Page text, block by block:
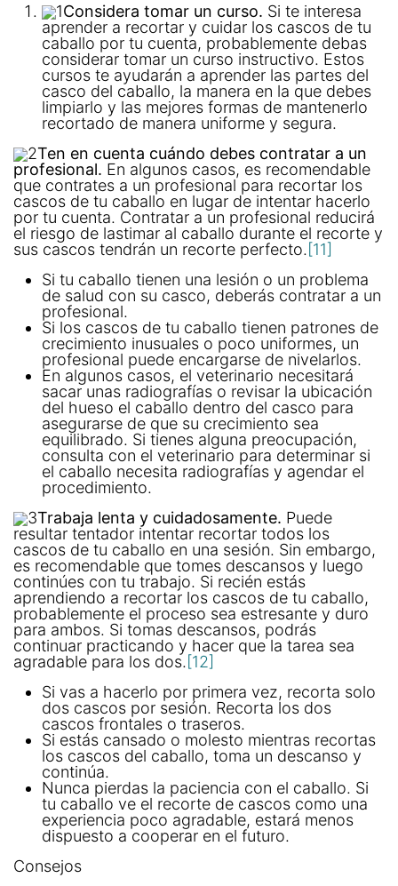
1Considera tomar un curso. Si te interesa
aprender a recortar y cuidar los cascos de tu
caballo por tu cuenta, probablemente debas
considerar tomar un curso instructivo. Estos
cursos te ayudarán a aprender las partes del
casco del caballo, la manera en la que debes
limpiarlo y las mejores formas de mantenerlo
recortado de manera uniforme y segura.
2Ten en cuenta cuándo debes contratar a un
profesional. En algunos casos, es recomendable
que contrates a un profesional para recortar los
cascos de tu caballo en lugar de intentar hacerlo
por tu cuenta. Contratar a un profesional reducirá
el riesgo de lastimar al caballo durante el recorte y
sus cascos tendrán un recorte perfecto. [11]
Si tu caballo tienen una lesión o un problema
de salud con su casco, deberás contratar a un
profesional.
Si los cascos de tu caballo tienen patrones de
crecimiento inusuales o poco uniformes, un
profesional puede encargarse de nivelarlos.
En algunos casos, el veterinario necesitará
sacar unas radiografías o revisar la ubicación
del hueso el caballo dentro del casco para
asegurarse de que su crecimiento sea
equilibrado. Si tienes alguna preocupación,
consulta con el veterinario para determinar si
el caballo necesita radiografías y agendar el
procedimiento.
3Trabaja lenta y cuidadosamente. Puede
resultar tentador intentar recortar todos los
cascos de tu caballo en una sesión. Sin embargo,
es recomendable que tomes descansos y luego
continúes con tu trabajo. Si recién estás
aprendiendo a recortar los cascos de tu caballo,
probablemente el proceso sea estresante y duro
para ambos. Si tomas descansos, podrás
continuar practicando y hacer que la tarea sea
agradable para los dos. [12]
Si vas a hacerlo por primera vez, recorta solo
dos cascos por sesión. Recorta los dos
cascos frontales o traseros.
Si estás cansado o molesto mientras recortas
los cascos del caballo, toma un descanso y
continúa.
Nunca pierdas la paciencia con el caballo. Si
tu caballo ve el recorte de cascos como una
experiencia poco agradable, estará menos
dispuesto a cooperar en el futuro.
Consejos